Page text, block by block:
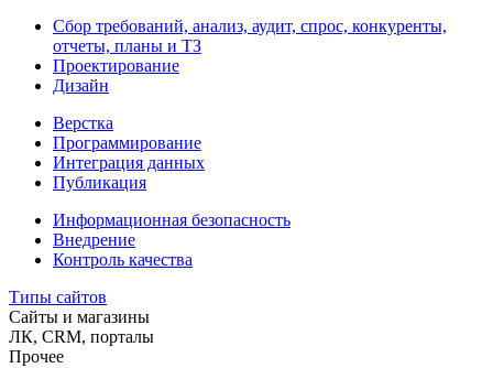
Сбор требований, анализ, аудит, спрос, конкуренты,
отчеты, планы и ТЗ
Проектирование
Дизайн
Верстка
Программирование
Интеграция данных
Публикация
Информационная безопасность
Внедрение
Контроль качества
Типы сайтов
Сайты и магазины
ЛК, CRM, порталы
Прочее